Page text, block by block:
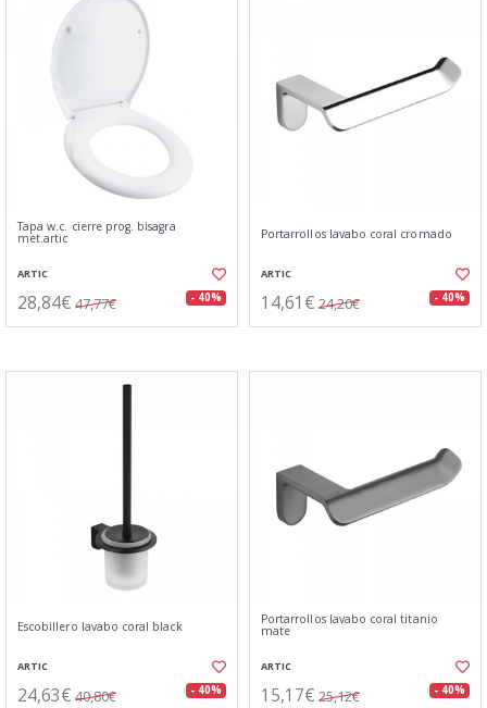
Tapa w.c. cierre prog. bisagra
met.artic
ARTIC
28,84€ 47,77€ - 40%
Portarrollos lavabo coral cromado
ARTIC
14,61€ 24,20€ - 40%
Escobillero lavabo coral black
ARTIC
24,63€ 40,80€ - 40%
Portarrollos lavabo coral titanio
mate
ARTIC
15,17€ 25,12€ - 40%